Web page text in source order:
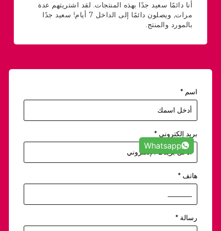
أنا دائمًا سعيد جدًا بهذه المنتجات. لقد اشتريتهم عدة
مرات, ويصلون دائمًا إلى الداخل 7 أيام! سعيد جدًا
بالمورد والمنتج.
بريد إلكتروني *
*
Whatsapp